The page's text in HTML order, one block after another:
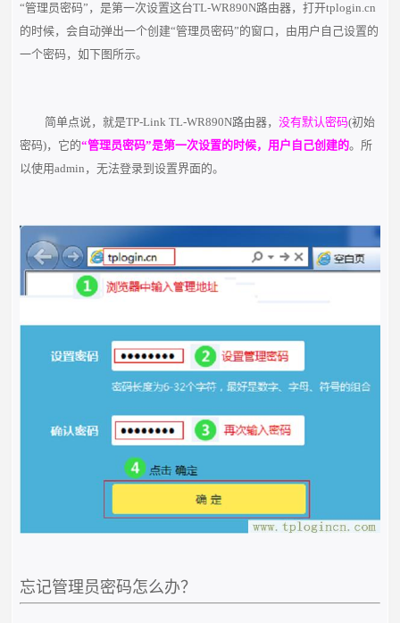
“管理员密码”，是第一次设置这台TL-WR890N路由器，打开tplogin.cn
的时候，会自动弹出一个创建“管理员密码”的窗口，由用户自己设置的
一个密码，如下图所示。
简单点说，就是TP-Link TL-WR890N路由器， 没有默认密码(初始
密码)，它的“管理员密码”是第一次设置的时候，用户自己创建的。所
以使用admin，无法登录到设置界面的。
忘记管理员密码怎么办？